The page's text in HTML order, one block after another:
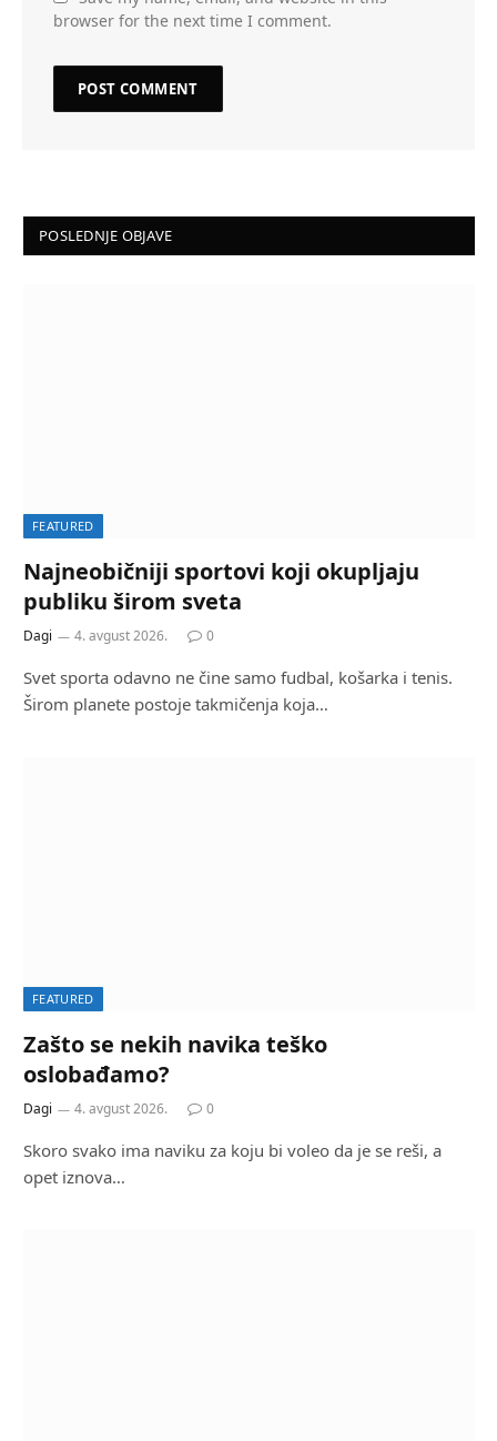
browser for the next time I comment.
POSLEDNJE OBJAVE
FEATURED
Najneobičniji sportovi koji okupljaju
publiku širom sveta
Dagi 4. avgust 2026. 0
Svet sporta odavno ne čine samo fudbal, košarka i tenis.
Širom planete postoje takmičenja koja…
FEATURED
Zašto se nekih navika teško
oslobađamo?
Dagi 4. avgust 2026. 0
Skoro svako ima naviku za koju bi voleo da je se reši, a
opet iznova…